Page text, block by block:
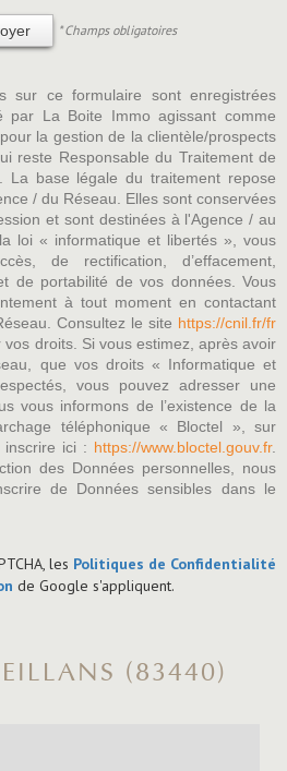
* Champs obligatoires
sur ce formulaire sont enregistrées
par La Boite Immo agissant comme
la gestion de la clientèle/prospects
reste Responsable du Traitement de
La base légale du traitement repose
/ du Réseau. Elles sont conservées
et sont destinées à l'Agence / au
loi « informatique et libertés », vous
de rectification, d’effacement,
de portabilité de vos données. Vous
à tout moment en contactant
Consultez le site https://cnil.fr/fr
vos droits. Si vous estimez, après avoir
que vos droits « Informatique et
vous pouvez adresser une
vous informons de l’existence de la
téléphonique « Bloctel », sur
inscrire ici : https://www.bloctel.gouv.fr.
des Données personnelles, nous
de Données sensibles dans le
les Politiques de Confidentialité
de Google s'appliquent.
(83440)